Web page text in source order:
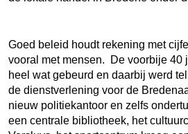
Goed beleid houdt rekening met
vooral met mensen. De voorbije 40
heel wat gebeurd en daarbij werd
de dienstverlening voor de
nieuw politiekantoor en zelfs
een centrale bibliotheek, het